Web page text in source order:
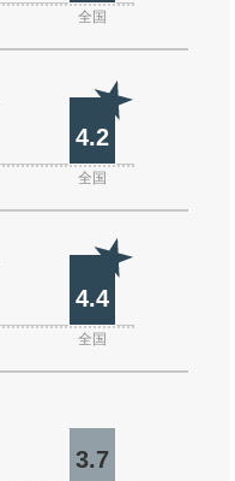
全国
4.2
全国
4.4
全国
3.7